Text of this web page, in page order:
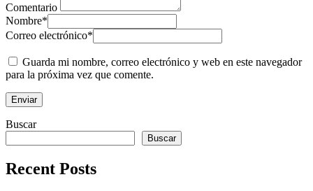
Comentario
Nombre*
Correo electrónico*
Guarda mi nombre, correo electrónico y web en este navegador
para la próxima vez que comente.
Buscar
Buscar
Recent Posts